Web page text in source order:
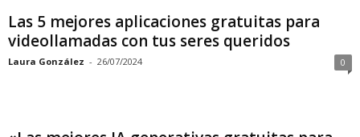
Las 5 mejores aplicaciones gratuitas para
videollamadas con tus seres queridos
Laura González - 26/07/2024 0